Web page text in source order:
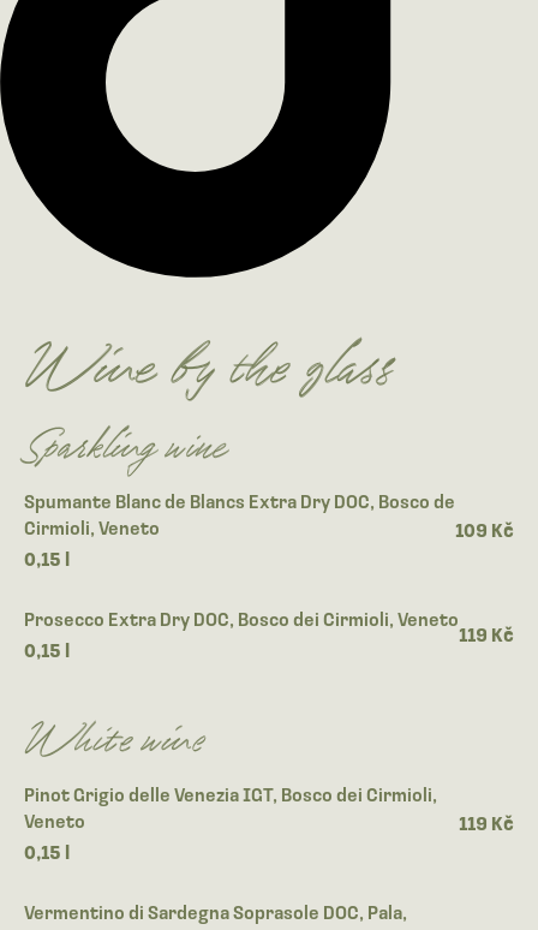
Wine by the glass
Sparkling wine
Spumante Blanc de Blancs Extra Dry DOC, Bosco de
Cirmioli, Veneto
0,15 l
109 Kč
Prosecco Extra Dry DOC, Bosco dei Cirmioli, Veneto
0,15 l
119 Kč
White wine
Pinot Grigio delle Venezia IGT, Bosco dei Cirmioli,
Veneto
0,15 l
119 Kč
Vermentino di Sardegna Soprasole DOC, Pala,